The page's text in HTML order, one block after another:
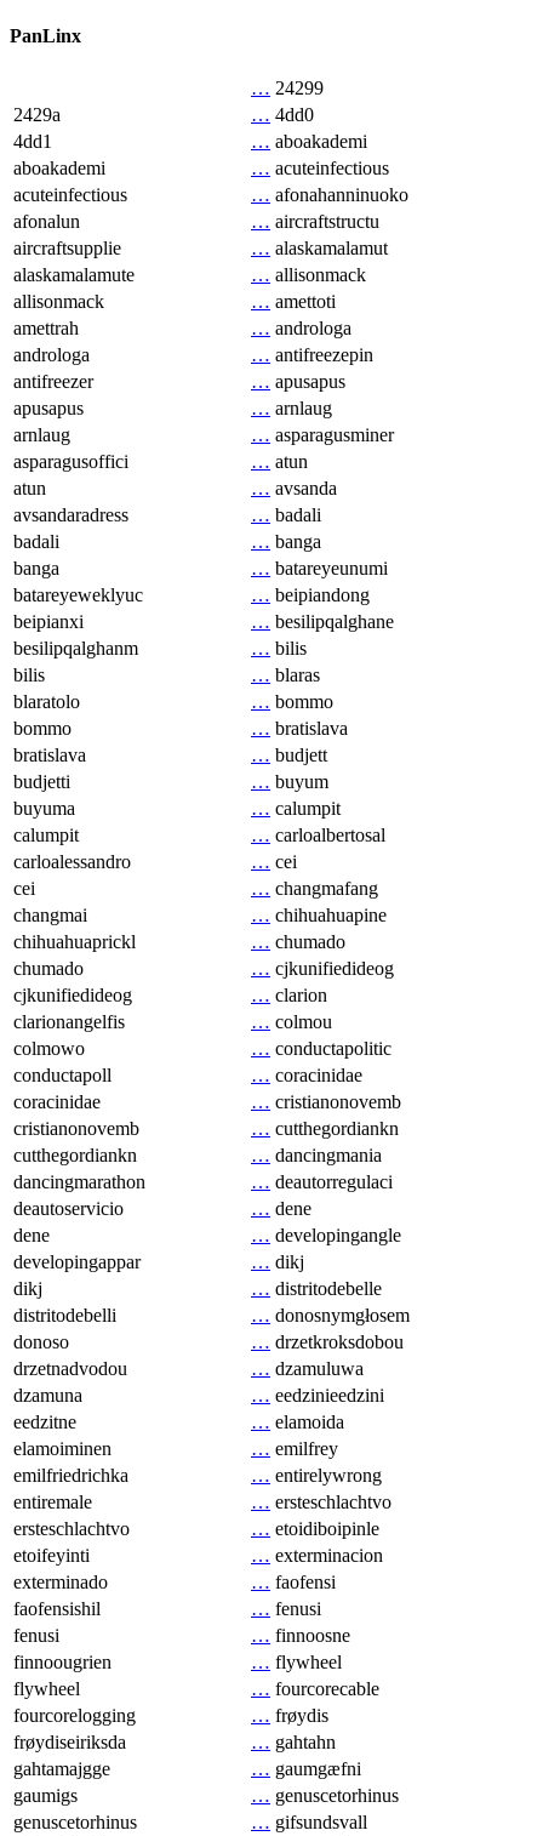
PanLinx
… 24299
2429a
… 4dd0
4dd1
… aboakademi
aboakademi
… acuteinfectious
acuteinfectious
… afonahanninuoko
afonalun
… aircraftstructu
aircraftsupplie
… alaskamalamut
alaskamalamute
… allisonmack
allisonmack
… amettoti
amettrah
… androloga
androloga
… antifreezepin
antifreezer
… apusapus
apusapus
… arnlaug
arnlaug
… asparagusminer
asparagusoffici
… atun
atun
… avsanda
avsandaradress
… badali
badali
… banga
banga
… batareyeunumi
batareyeweklyuc
… beipiandong
beipianxi
… besilipqalghane
besilipqalghanm
… bilis
bilis
… blaras
blaratolo
… bommo
bommo
… bratislava
bratislava
… budjett
budjetti
… buyum
buyuma
… calumpit
calumpit
… carloalbertosal
carloalessandro
… cei
cei
… changmafang
changmai
… chihuahuapine
chihuahuaprickl
… chumado
chumado
… cjkunifiedideog
cjkunifiedideog
… clarion
clarionangelfis
… colmou
colmowo
… conductapolitic
conductapoll
… coracinidae
coracinidae
… cristianonovemb
cristianonovemb
… cutthegordiankn
cutthegordiankn
… dancingmania
dancingmarathon
… deautorregulaci
deautoservicio
… dene
dene
… developingangle
developingappar
… dikj
dikj
… distritodebelle
distritodebelli
… donosnymgłosem
donoso
… drzetkroksdobou
drzetnadvodou
… dzamuluwa
dzamuna
… eedzinieedzini
eedzitne
… elamoida
elamoiminen
… emilfrey
emilfriedrichka
… entirelywrong
entiremale
… ersteschlachtvo
ersteschlachtvo
… etoidiboipinle
etoifeyinti
… exterminacion
exterminado
… faofensi
faofensishil
… fenusi
fenusi
… finnoosne
finnoougrien
… flywheel
flywheel
… fourcorecable
fourcorelogging
… frøydis
frøydiseiriksda
… gahtahn
gahtamajgge
… gaumgæfni
gaumigs
… genuscetorhinus
genuscetorhinus
… gifsundsvall